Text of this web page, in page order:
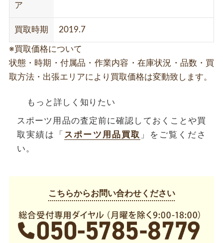
ア
買取時期 2019.7
※買取価格について
状態・時期・付属品・作業内容・在庫状況・品数・買
取方法・出張エリアにより買取価格は変動致します。
もっと詳しく知りたい
スポーツ用品の査定前に確認しておくことや買
取実績は「 スポーツ用品買取 」をご覧くださ
い。
こちらからお問い合わせください